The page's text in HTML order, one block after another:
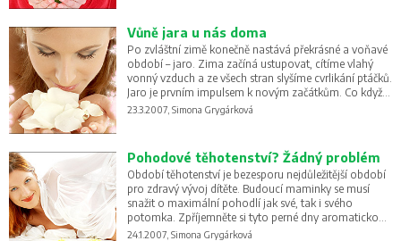
Vůně jara u nás doma
Po zvláštní zimě konečně nastává překrásné a voňavé
období – jaro. Zima začíná ustupovat, cítíme vlahý
vonný vzduch a ze všech stran slyšíme cvrlikání ptáčků.
Jaro je prvním impulsem k novým začátkům. Co když
nás však přepadne jarní únava, nachlazení, či dokonce
23.3.2007, Simona Grygárková
Pohodové těhotenství? Žádný problém
Období těhotenství je bezesporu nejdůležitější období
pro zdravý vývoj dítěte. Budoucí maminky se musí
snažit o maximální pohodlí jak své, tak i svého
potomka. Zpříjemněte si tyto perné dny aromatickou
relaxací a zvyšte tak vaši imunitu.
24.1.2007, Simona Grygárková